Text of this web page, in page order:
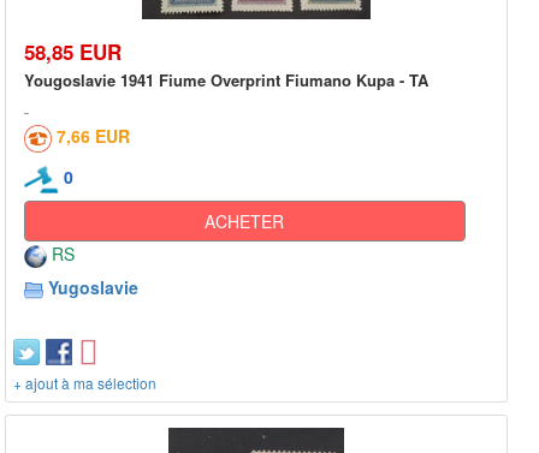
58,85 EUR
Yougoslavie 1941 Fiume Overprint Fiumano Kupa - TA
7,66 EUR
0
ACHETER
RS
Yugoslavie
+ ajout à ma sélection